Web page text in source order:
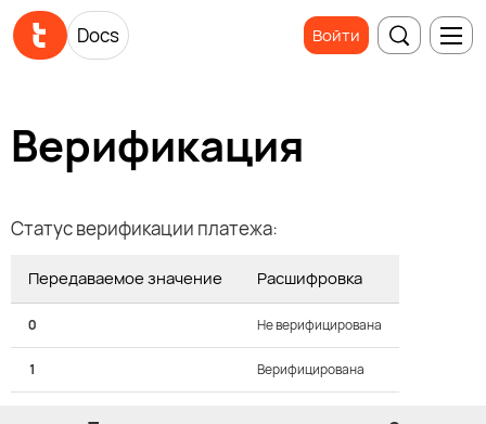
Docs Войти
Верификация
Статус верификации платежа:
Передаваемое значение Расшифровка
0 Не верифицирована
1 Верифицирована